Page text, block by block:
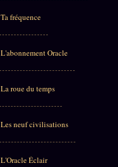
Ta fréquence
L'abonnement Oracle
La roue du temps
Les neuf civilisations
L'Oracle Éclair